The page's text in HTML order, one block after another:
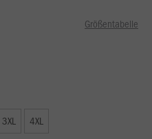
Größentabelle
3XL 4XL